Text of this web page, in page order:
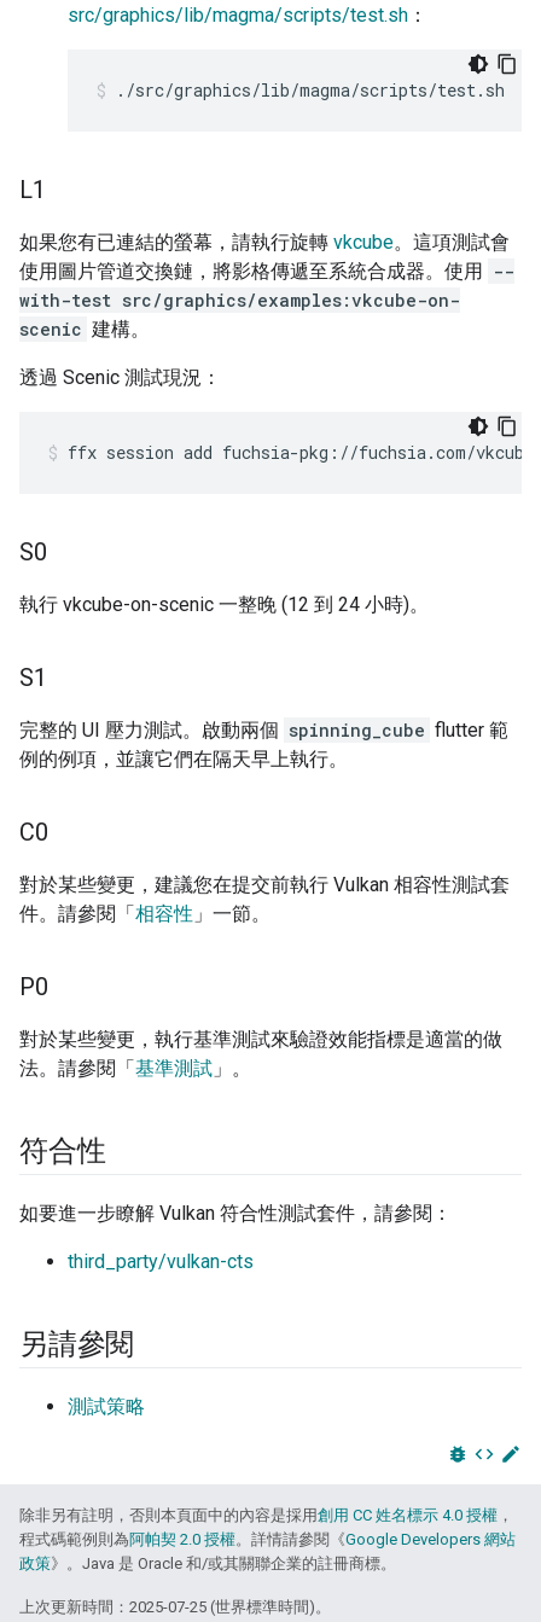
src/graphics/lib/magma/scripts/test.sh ：
./src/graphics/lib/magma/scripts/test.sh
L1
如果您有已連結的螢幕，請執行旋轉 vkcube。這項測試會
使用圖片管道交換鏈，將影格傳遞至系統合成器。使用 --
with-test src/graphics/examples:vkcube-on-
scenic 建構。
透過 Scenic 測試現況：
ffx session add fuchsia-pkg://fuchsia.com/
S0
執行 vkcube-on-scenic 一整晚 (12 到 24 小時)。
S1
完整的 UI 壓力測試。啟動兩個 spinning_cube flutter 範
例的例項，並讓它們在隔天早上執行。
C0
對於某些變更，建議您在提交前執行 Vulkan 相容性測試套
件。請參閱「相容性 」一節。
P0
對於某些變更，執行基準測試來驗證效能指標是適當的做
法。請參閱「基準測試 」。
符合性
如要進一步瞭解 Vulkan 符合性測試套件，請參閱：
third_party/vulkan-cts
另請參閱
測試策略
bug_report code edit
除非另有註明，否則本頁面中的內容是採用創用 CC 姓名標示 4.0 授權 ，
程式碼範例則為阿帕契 2.0 授權。詳情請參閱《Google Developers 網站
政策》。Java 是 Oracle 和/或其關聯企業的註冊商標。
上次更新時間：2025-07-25 (世界標準時間)。